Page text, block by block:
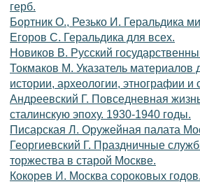
герб.
Бортник О., Резько И. Геральдика
Егоров С. Геральдика для всех.
Новиков В. Русский
Токмаков М. Указатель материалов
истории, археологии, этнографии и
Андреевский Г. Повседневная
сталинскую эпоху. 1930-1940 годы.
Писарская Л. Оружейная палата
Георгиевский Г. Праздничные
торжества в старой Москве.
Кокорев И. Москва сороковых